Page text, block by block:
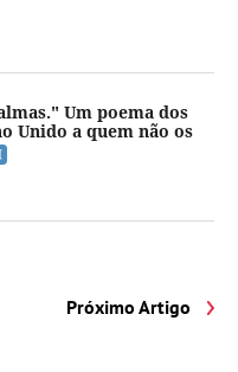
Um poema dos
Unido a quem não os
Próximo Artigo